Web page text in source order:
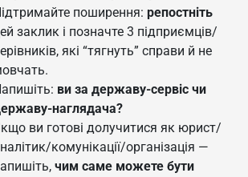
поширення: репостніть
заклик і позначте 3 підприємців/
які “тягнуть” справи й не
ви за державу-сервіс чи
наглядача?
ви готові долучитися як юрист/
комунікації/організація —
чим саме можете бути